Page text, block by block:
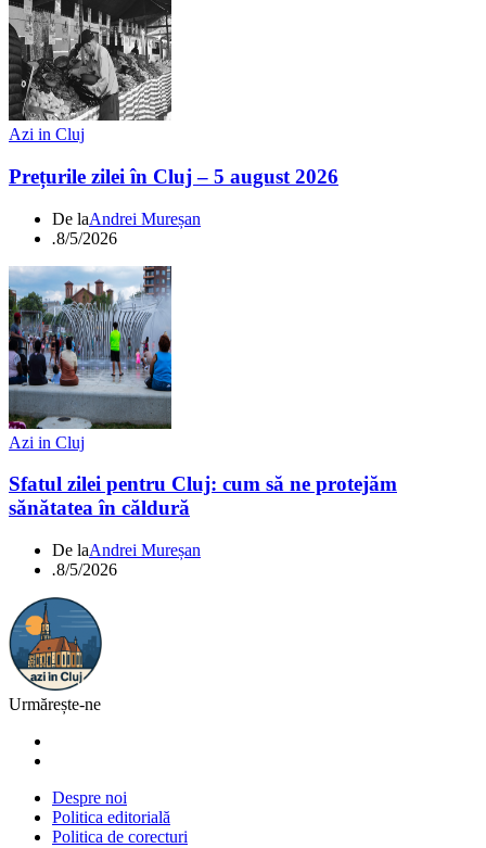
Azi in Cluj
Prețurile zilei în Cluj – 5 august 2026
De laAndrei Mureșan
.8/5/2026
Azi in Cluj
Sfatul zilei pentru Cluj: cum să ne protejăm
sănătatea în căldură
De laAndrei Mureșan
.8/5/2026
Urmărește-ne
Despre noi
Politica editorială
Politica de corecturi